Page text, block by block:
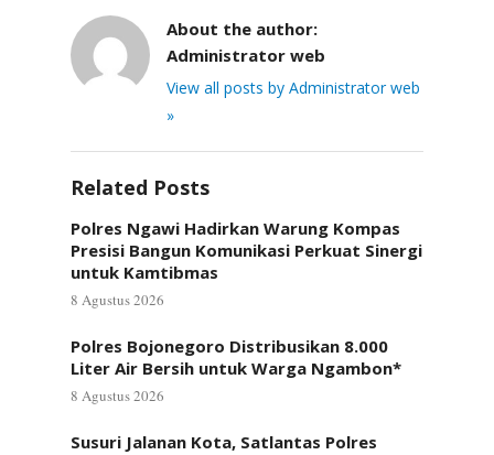
About the author:
Administrator web
View all posts by Administrator web
»
Related Posts
Polres Ngawi Hadirkan Warung Kompas
Presisi Bangun Komunikasi Perkuat Sinergi
untuk Kamtibmas
8 Agustus 2026
Polres Bojonegoro Distribusikan 8.000
Liter Air Bersih untuk Warga Ngambon*
8 Agustus 2026
Susuri Jalanan Kota, Satlantas Polres